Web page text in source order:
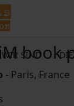
WIR SINDbook
- Paris, France